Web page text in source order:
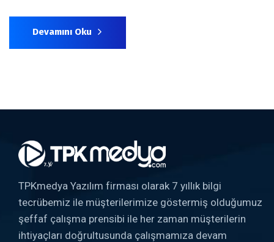
Devamını Oku
TPKmedya Yazılım firması olarak 7 yıllık bilgi
tecrübemiz ile müşterilerimize göstermiş olduğumuz
şeffaf çalışma prensibi ile her zaman müşterilerin
ihtiyaçları doğrultusunda çalışmamıza devam